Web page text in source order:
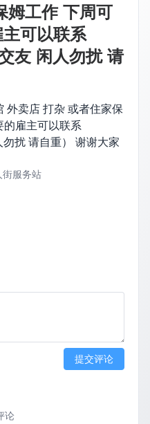
姆工作 下周可
可以联系
友 闲人勿扰 请
外卖店 打杂 或者住家保
的雇主可以联系
扰 请自重） 谢谢大家
街服务站
提交评论
论